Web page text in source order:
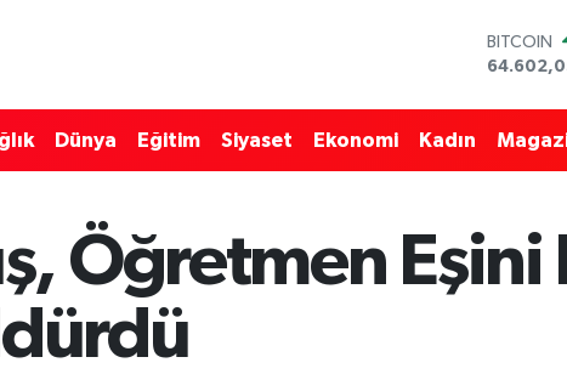
55,0700
STERLİN
6513.94
Dünya Eğitim Siyaset Ekonomi Kadın
Öğretmen Eşini